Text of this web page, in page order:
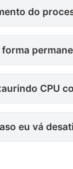
do
bird de
ao não me deter no
CPU
eu vá